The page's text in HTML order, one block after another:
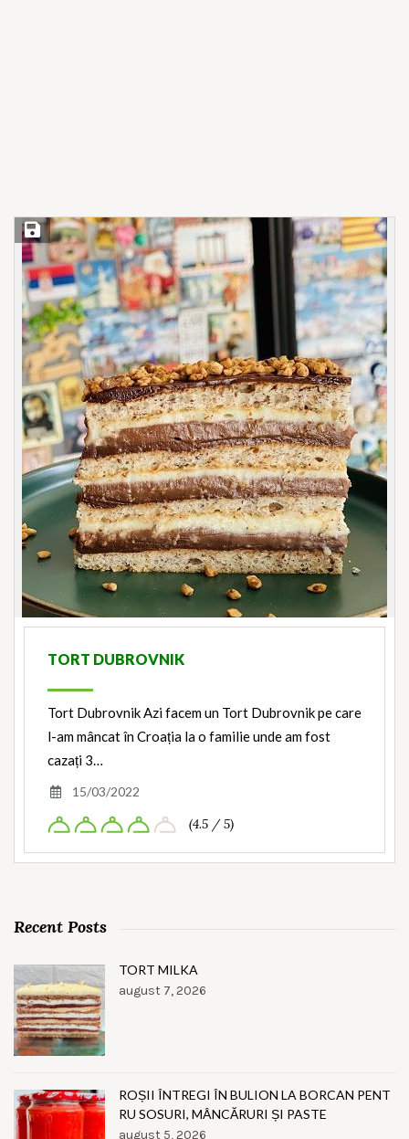
Save Recipe
TORT DUBROVNIK
Tort Dubrovnik Azi facem un Tort Dubrovnik pe care
l-am mâncat în Croația la o familie unde am fost
cazați 3…
15/03/2022
(4.5 / 5)
Recent Posts
TORT MILKA
august 7, 2026
ROȘII ÎNTREGI ÎN BULION LA BORCAN PENT
RU SOSURI, MÂNCĂRURI ȘI PASTE
august 5, 2026